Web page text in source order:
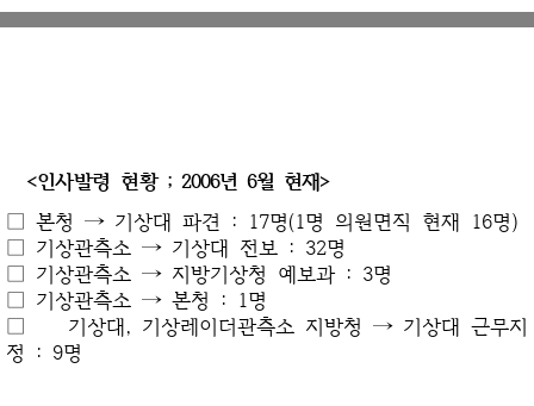
<인사발령 현황; 2006년 6월 현재>
□ 본청 → 기상대 파견 : 17명(1명 의원면직 현재 16명)
□ 기상관측소 → 기상대 전보 : 32명
□ 기상관측소 → 지방기상청 예보과 : 3명
□ 기상관측소 → 본청 : 1명
□ 기상대, 기상레이더관측소 지방청 → 기상대 근무지
정 : 9명